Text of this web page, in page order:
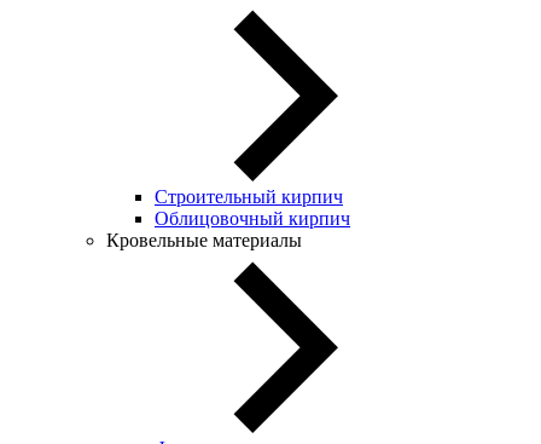
Строительный кирпич
Облицовочный кирпич
Кровельные материалы